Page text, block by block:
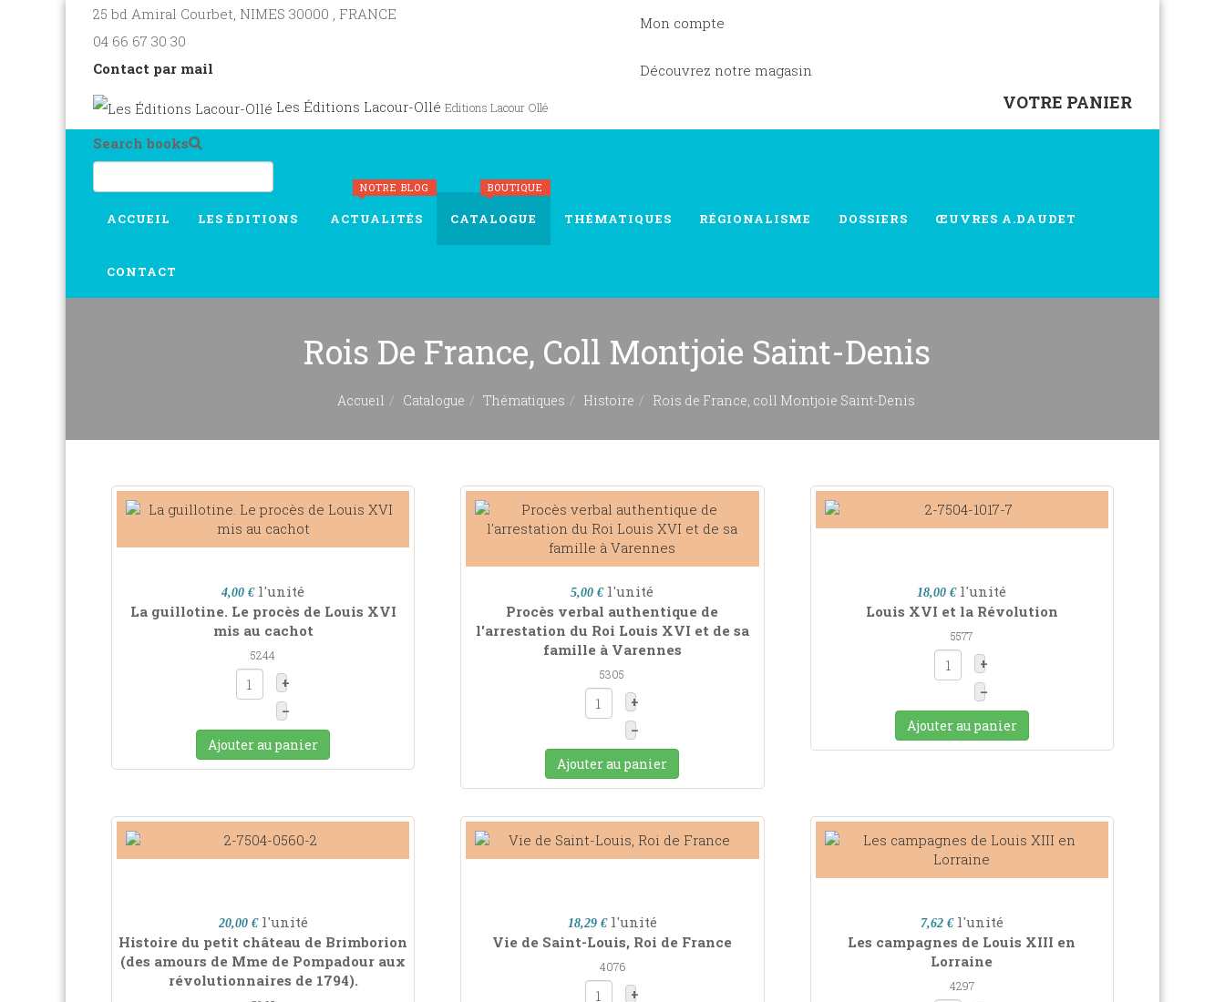
25 bd Amiral Courbet, NIMES 30000 , FRANCE
04 66 67 30 30
Contact par mail
Mon compte
Découvrez notre magasin
Les Éditions Lacour-Ollé Editions Lacour Ollé VOTRE PANIER
Search books
ACCUEIL LES ÉDITIONS ACTUALITÉS
NOTRE BLOG
CATALOGUE
BOUTIQUE
THÉMATIQUES RÉGIONALISME DOSSIERS ŒUVRES A.DAUDET
CONTACT
Rois De France, Coll Montjoie Saint-Denis
Accueil Catalogue Thématiques Histoire Rois de France, coll Montjoie Saint-Denis
4,00 € l'unité
La guillotine. Le procès de Louis XVI
mis au cachot
5244
+
–
Ajouter au panier
5,00 € l'unité
Procès verbal authentique de
l'arrestation du Roi Louis XVI et de sa
famille à Varennes
5305
+
–
Ajouter au panier
18,00 € l'unité
Louis XVI et la Révolution
5577
+
–
Ajouter au panier
20,00 € l'unité
Histoire du petit château de Brimborion
(des amours de Mme de Pompadour aux
révolutionnaires de 1794).
18,29 € l'unité
Vie de Saint-Louis, Roi de France
4076
+
7,62 € l'unité
Les campagnes de Louis XIII en
Lorraine
4297